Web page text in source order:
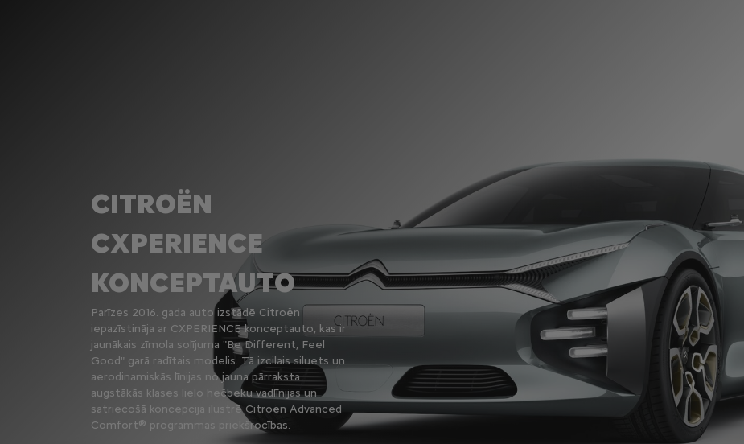
CITROËN
CXPERIENCE
KONCEPTAUTO
Parīzes 2016. gada auto izstādē Citroën
iepazīstināja ar CXPERIENCE konceptauto, kas ir
jaunākais zīmola solījuma "Be Different, Feel
Good" garā radītais modelis. Tā izcilais siluets un
aerodinamiskās līnijas no jauna pārraksta
augstākās klases lielo hečbeku vadlīnijas un
satriecošā koncepcija ilustrē Citroën Advanced
Comfort® programmas priekšrocības.